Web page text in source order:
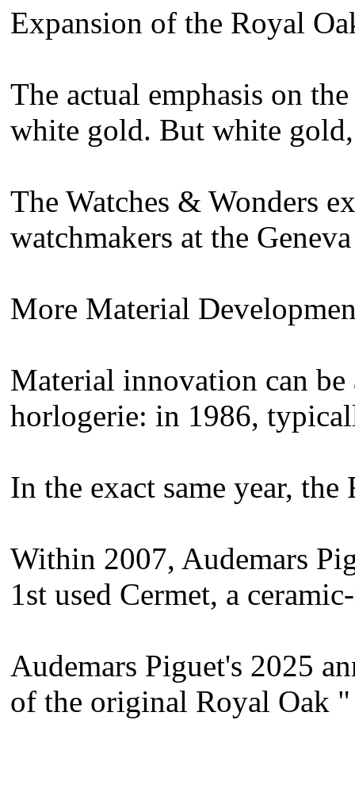
Expansion of the Royal
The actual emphasis on
white gold. But white
The Watches & Wonders
watchmakers at the
More Material
Material innovation can be
horlogerie: in 1986,
In the exact same year,
Within 2007, Audemars
1st used Cermet, a
Audemars Piguet's 2025
of the original Royal Oak "